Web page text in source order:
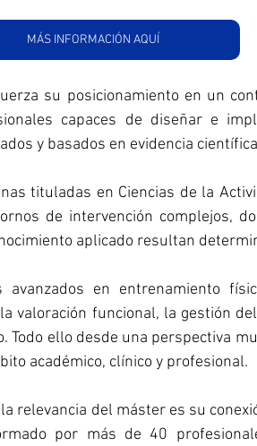
MÁS INFORMACIÓN AQUÍ
su posicionamiento en un
capaces de diseñar e
y basados en evidencia
tituladas en Ciencias de la
de intervención complejos,
aplicado resultan
avanzados en entrenamiento
valoración funcional, la gestión
Todo ello desde una perspectiva
académico, clínico y profesional.
relevancia del máster es su
por más de 40